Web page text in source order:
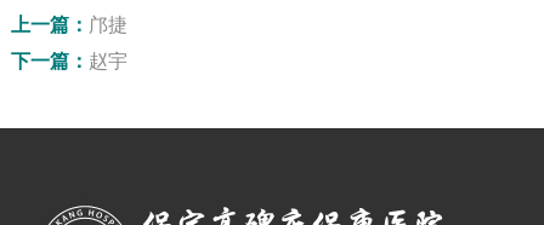
上一篇： 邝捷
下一篇： 赵宇